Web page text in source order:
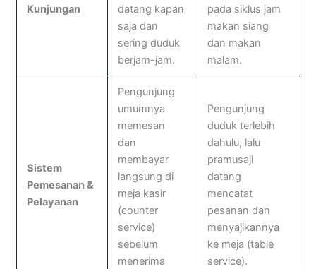
Kunjungan
datang kapan
saja dan
sering duduk
berjam-jam.
pada siklus jam
makan siang
dan makan
malam.
Sistem
Pemesanan &
Pelayanan
Pengunjung
umumnya
memesan
dan
membayar
langsung di
meja kasir
(counter
service)
sebelum
menerima
Pengunjung
duduk terlebih
dahulu, lalu
pramusaji
datang
mencatat
pesanan dan
menyajikannya
ke meja (table
service).